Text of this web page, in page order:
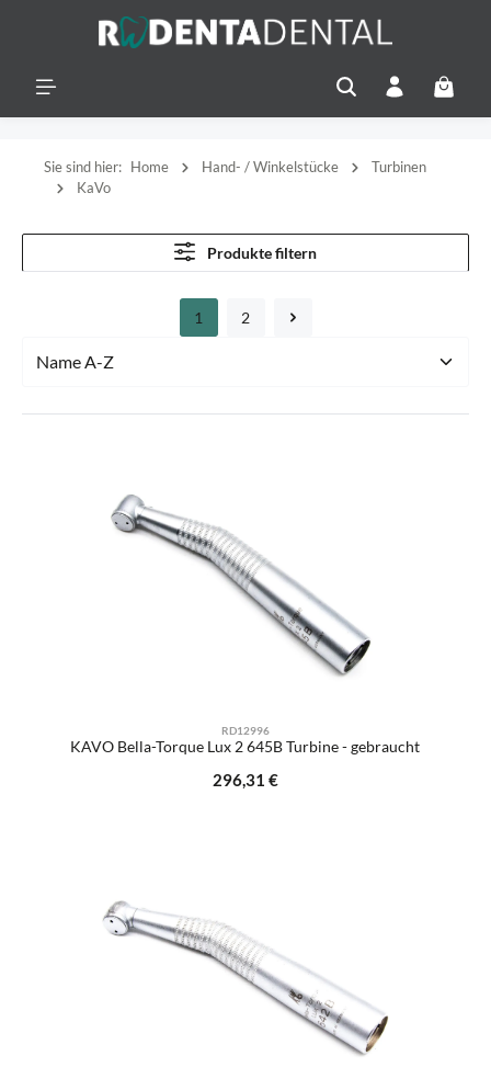
Sie sind hier: Home Hand- / Winkelstücke
Turbinen
KaVo
Produkte filtern
Seite
1
Seite
2
RD12996
KAVO Bella-Torque Lux 2 645B Turbine - gebraucht
Regulärer Preis:
296,31 €